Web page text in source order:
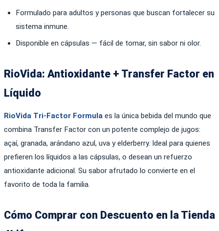
Formulado para adultos y personas que buscan fortalecer su
sistema inmune.
Disponible en cápsulas — fácil de tomar, sin sabor ni olor.
RioVida: Antioxidante + Transfer Factor en
Líquido
RioVida Tri-Factor Formula es la única bebida del mundo que
combina Transfer Factor con un potente complejo de jugos:
açaí, granada, arándano azul, uva y elderberry. Ideal para quienes
prefieren los líquidos a las cápsulas, o desean un refuerzo
antioxidante adicional. Su sabor afrutado lo convierte en el
favorito de toda la familia.
Cómo Comprar con Descuento en la Tienda